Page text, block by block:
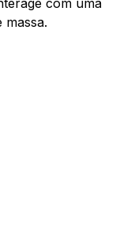
massa.